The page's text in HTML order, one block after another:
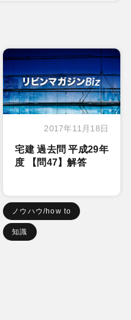
2017年11月18日
宅建 過去問 平成29年
度 【問47】解答
ノウハウ/how to
知識